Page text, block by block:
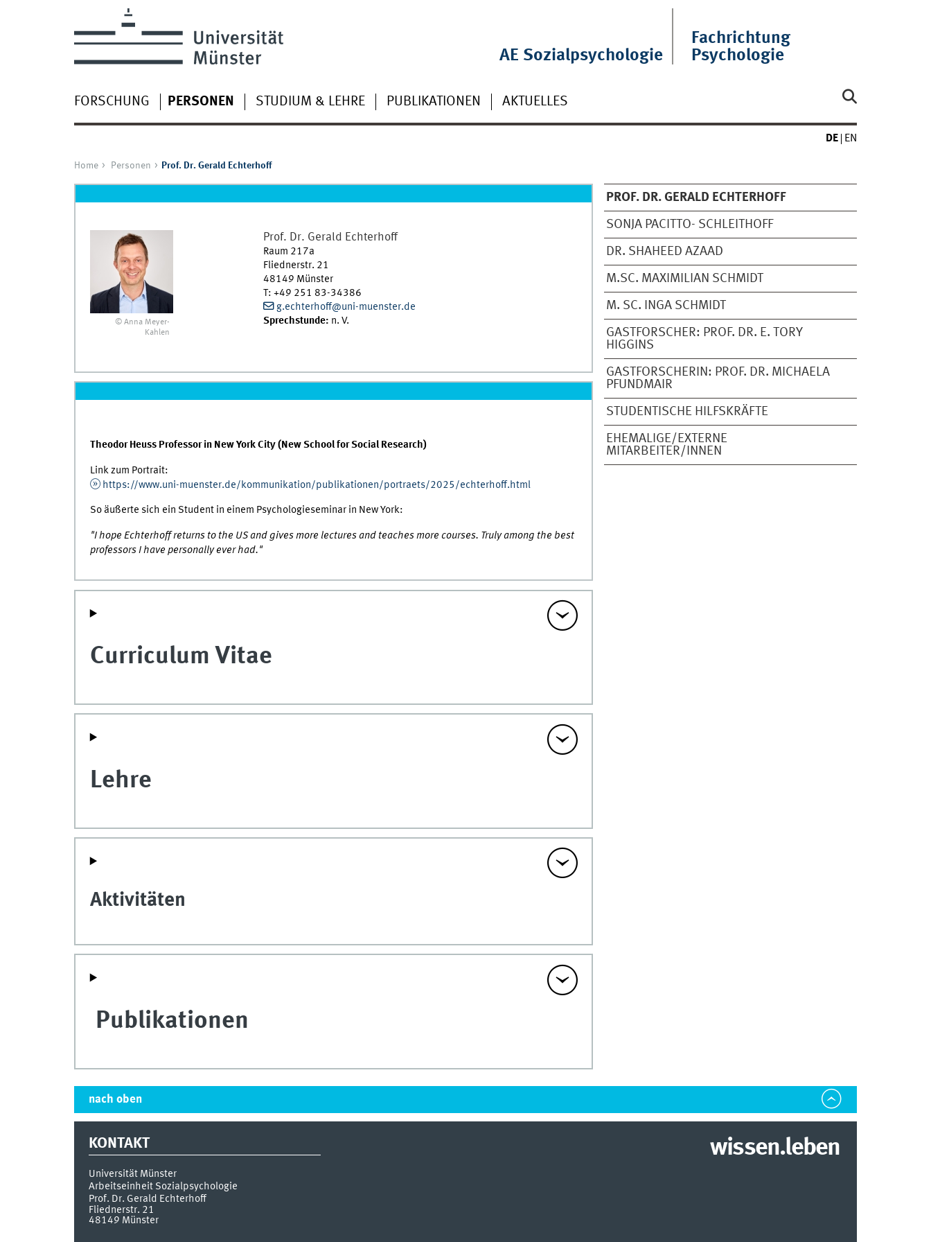
Fachrichtung
Psychologie
AE Sozialpsychologie
FORSCHUNG PERSONEN STUDIUM & LEHRE PUBLIKATIONEN AKTUELLES
DE EN
Home Personen Prof. Dr. Gerald Echterhoff
PROF. DR. GERALD ECHTERHOFF
SONJA PACITTO- SCHLEITHOFF
DR. SHAHEED AZAAD
M.SC. MAXIMILIAN SCHMIDT
M. SC. INGA SCHMIDT
GASTFORSCHER: PROF. DR. E. TORY
HIGGINS
GASTFORSCHERIN: PROF. DR. MICHAELA
PFUNDMAIR
STUDENTISCHE HILFSKRÄFTE
EHEMALIGE/EXTERNE
MITARBEITER/INNEN
© Anna Meyer-
Kahlen
Prof. Dr. Gerald Echterhoff
Raum 217a
Fliednerstr. 21
48149 Münster
T: +49 251 83-34386
g.echterhoff@uni-muenster.de
Sprechstunde: n. V.
Theodor Heuss Professor in New York City (New School for Social Research)
Link zum Portrait:
https://www.uni-muenster.de/kommunikation/publikationen/portraets/2025/echterhoff.html
So äußerte sich ein Student in einem Psychologieseminar in New York:
"I hope Echterhoff returns to the US and gives more lectures and teaches more courses. Truly among the best
professors I have personally ever had."
Curriculum Vitae
Lehre
Aktivitäten
Publikationen
nach oben
KONTAKT
Universität Münster
Arbeitseinheit Sozialpsychologie
Prof. Dr. Gerald Echterhoff
Fliednerstr. 21
48149 Münster
wissen.leben